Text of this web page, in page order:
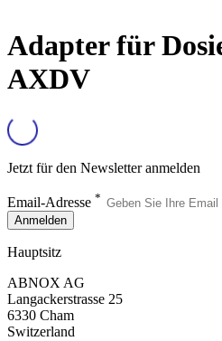
Adapter für
AXDV
Jetzt für den Newsletter anmelden
Email-Adresse *
Anmelden
Hauptsitz
ABNOX AG
Langackerstrasse 25
6330 Cham
Switzerland